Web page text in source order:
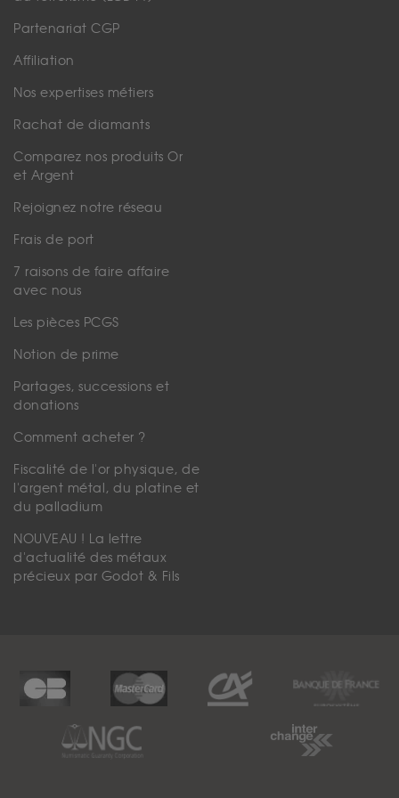
Partenariat CGP
Affiliation
Nos expertises métiers
Rachat de diamants
Comparez nos produits Or
et Argent
Rejoignez notre réseau
Frais de port
7 raisons de faire affaire
avec nous
Les pièces PCGS
Notion de prime
Partages, successions et
donations
Comment acheter ?
Fiscalité de l'or physique, de
l'argent métal, du platine et
du palladium
NOUVEAU ! La lettre
d'actualité des métaux
précieux par Godot & Fils